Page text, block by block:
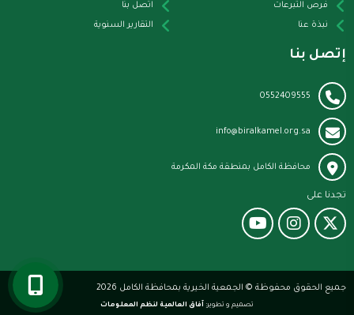
فرص التبرعات
نبذة عنا
اتصل بنا
التقارير السنوية
إتصل بنا
0552409555
info@biralkamel.org.sa
محافظة الكامل بمنطقة مكة المكرمة
تجدنا على
جميع الحقوق محفوظة © الجمعية الخيرية بمحافظة الكامل 2026
تصميم و تطوير: آفاق العالمية لنظم المعلومات